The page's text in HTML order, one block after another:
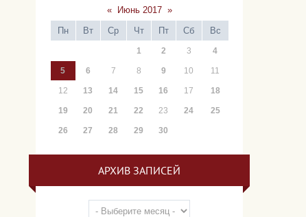
« Июнь 2017 »
Пн
Вт Ср Чт Пт Сб Вс
1 2 3 4
5 6 7 8 9 10 11
12 13 14 15 16 17 18
19 20 21 22 23 24 25
26 27 28 29 30
АРХИВ ЗАПИСЕЙ